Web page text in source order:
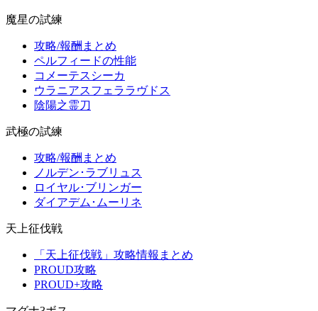
魔星の試練
攻略/報酬まとめ
ペルフィードの性能
コメーテスシーカ
ウラニアスフェララヴドス
陰陽之霊刀
武極の試練
攻略/報酬まとめ
ノルデン･ラブリュス
ロイヤル･ブリンガー
ダイアデム･ムーリネ
天上征伐戦
「天上征伐戦」攻略情報まとめ
PROUD攻略
PROUD+攻略